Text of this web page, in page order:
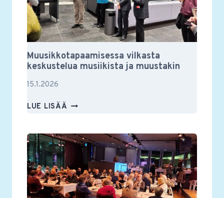
Muusikkotapaamisessa vilkasta
keskustelua musiikista ja muustakin
15.1.2026
LUE LISÄÄ MUUSIKKOTAPAAMISESSA
MUSIIKISTA
MUUSTAKIN